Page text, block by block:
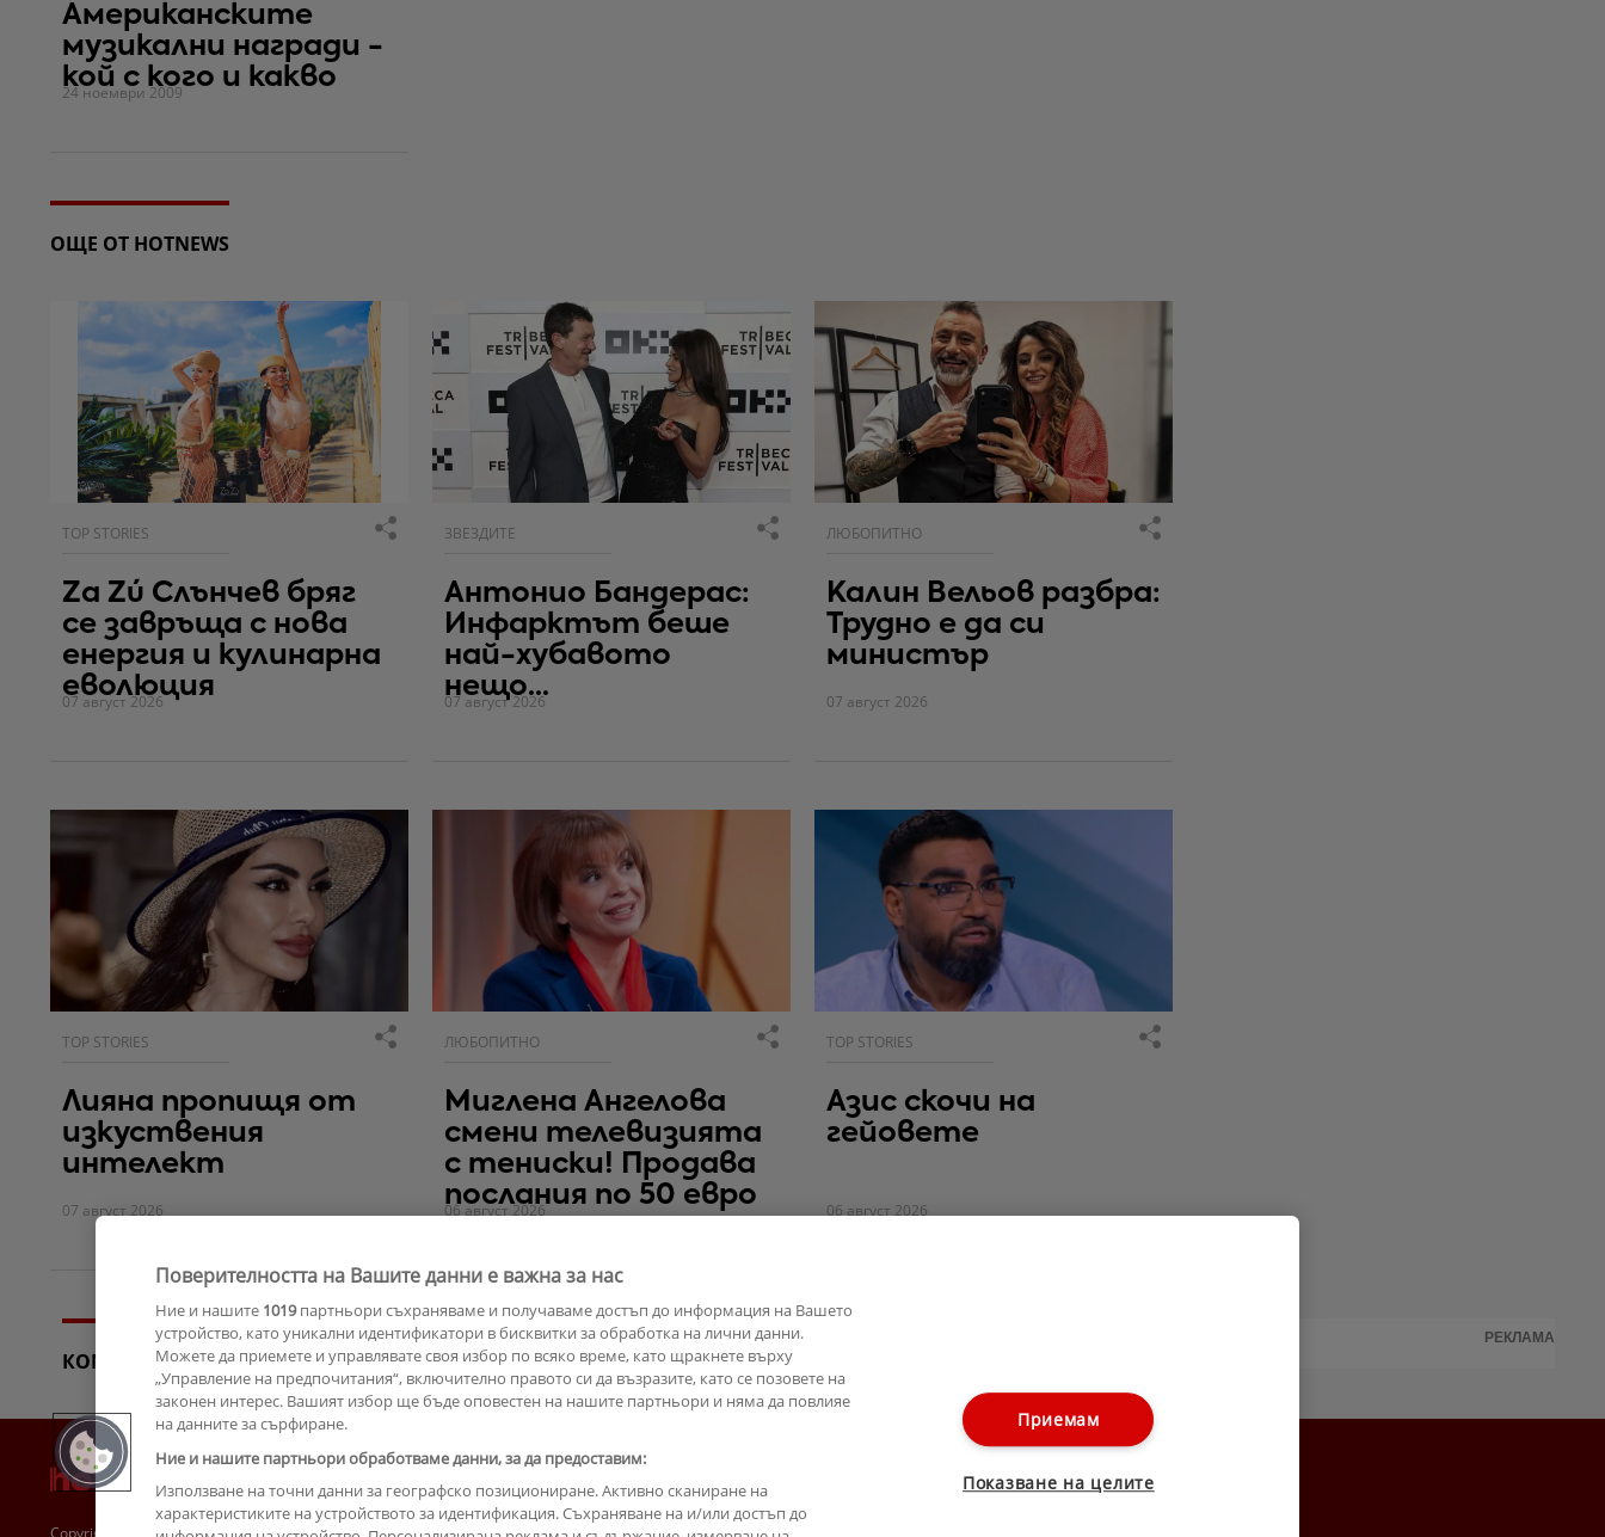
Американските
музикални награди -
кой с кого и какво
24 ноември 2009
ОЩЕ ОТ HOTNEWS
TOP STORIES
Za Zú Слънчев бряг
се завръща с нова
енергия и кулинарна
еволюция
07 август 2026
ЗВЕЗДИТЕ
Антонио Бандерас:
Инфарктът беше
най-хубавото
нещо...
07 август 2026
ЛЮБОПИТНО
Калин Вельов разбра:
Трудно е да си
министър
07 август 2026
TOP STORIES
Лияна пропищя от
изкуствения
интелект
07 август 2026
ЛЮБОПИТНО
Миглена Ангелова
смени телевизията
с тениски! Продава
послания по 50 евро
06 август 2026
TOP STORIES
Азис скочи на
гейовете
06 август 2026
КОМЕНТАРИ
РЕКЛАМА
Copyright © 2007-2026 Hotnews.bg. Всички права запазени.
Поверителността на Вашите данни е важна за нас
Ние и нашите 1019партньори съхраняваме и получаваме достъп до информация на Вашето
устройство, като уникални идентификатори в бисквитки за обработка на лични данни.
Можете да приемете и управлявате своя избор по всяко време, като щракнете върху
„Управление на предпочитания“, включително правото си да възразите, като се позовете на
законен интерес. Вашият избор ще бъде оповестен на нашите партньори и няма да повлияе
на данните за сърфиране.
Ние и нашите партньори обработваме данни, за да предоставим:
Използване на точни данни за географско позициониране. Активно сканиране на
характеристиките на устройството за идентификация. Съхраняване на и/или достъп до
Приемам
Показване на целите